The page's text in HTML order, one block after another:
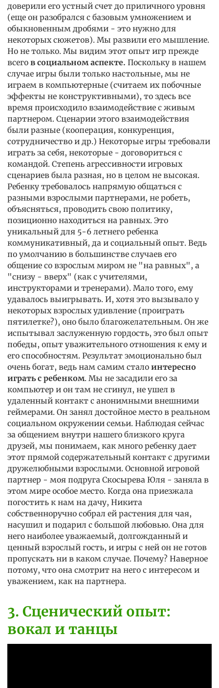
доверили его устный счет до приличного уровня
(еще он разобрался с базовым умножением и
обыкновенным дробями - это нужно для
некоторых сюжетов). Мы развили его мышление.
Но не только. Мы видим этот опыт игр прежде
всего в социальном аспекте. Поскольку в нашем
случае игры были только настольные, мы не
играем в компьютерные (считаем их побочные
эффекты не конструктивными), то здесь все
время происходило взаимодействие с живым
партнером. Сценарии этого взаимодействия
были разные (кооперация, конкуренция,
сотрудничество и др.) Некоторые игры требовали
играть за себя, некоторые - договориться с
командой. Степень агрессивности игровых
сценариев была разная, но в целом не высокая.
Ребенку требовалось напрямую общаться с
разными взрослыми партнерами, не робеть,
объясняться, проводить свою политику,
позиционно находиться на равных. Это
уникальный для 5-6 летнего ребенка
коммуникативный, да и социальный опыт. Ведь
по умолчанию в большинстве случаев его
общение со взрослым миром не "на равных", а
"снизу - вверх" (как с учителями,
инструкторами и тренерами). Мало того, ему
удавалось выигрывать. И, хотя это вызывало у
некоторых взрослых удивление (проиграть
пятилетке?), оно было благожелательным. Он же
испытывал заслуженную гордость, это был опыт
победы, опыт уважительного отношения к ему и
его способностям. Результат эмоционально был
очень богат, ведь нам самим стало интересно
играть с ребенком. Мы не засадили его за
компьютер и он там не сгинул, не ушел в
удаленный контакт с анонимными внешними
геймерами. Он занял достойное место в реальном
социальном окружении семьи. Наблюдая сейчас
за общением внутри нашего близкого круга
друзей, мы понимаем, как много ребенку дает
этот прямой содержательный контакт с другими
дружелюбными взрослыми. Основной игровой
партнер - моя подруга Скосырева Юля - заняла в
этом мире особое место. Когда она приезжала
погостить к нам на дачу, Никита
собственноручно собрал ей растения для чая,
насушил и подарил с большой любовью. Она для
него наиболее уважаемый, долгожданный и
ценный взрослый гость, и игры с ней он не готов
пропускать ни в каком случае. Почему? Наверное
потому, что она смотрит на него с интересом и
уважением, как на партнера.
3. Сценический опыт:
вокал и танцы